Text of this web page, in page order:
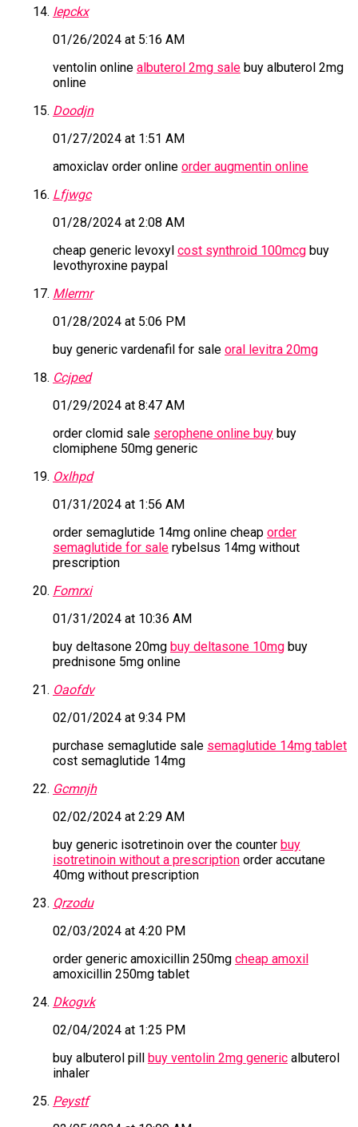
Iepckx
01/26/2024 at 5:16 AM
ventolin online albuterol 2mg salebuy albuterol 2mg
online
Doodjn
01/27/2024 at 1:51 AM
amoxiclav order online order augmentin online
Lfjwgc
01/28/2024 at 2:08 AM
cheap generic levoxyl cost synthroid 100mcgbuy
levothyroxine paypal
Mlermr
01/28/2024 at 5:06 PM
buy generic vardenafil for sale oral levitra 20mg
Ccjped
01/29/2024 at 8:47 AM
order clomid sale serophene online buybuy
clomiphene 50mg generic
Oxlhpd
01/31/2024 at 1:56 AM
order semaglutide 14mg online cheap order
semaglutide for salerybelsus 14mg without
prescription
Fomrxi
01/31/2024 at 10:36 AM
buy deltasone 20mg buy deltasone 10mgbuy
prednisone 5mg online
Oaofdv
02/01/2024 at 9:34 PM
purchase semaglutide sale semaglutide 14mg tablet
cost semaglutide 14mg
Gcmnjh
02/02/2024 at 2:29 AM
buy generic isotretinoin over the counter buy
isotretinoin without a prescriptionorder accutane
40mg without prescription
Qrzodu
02/03/2024 at 4:20 PM
order generic amoxicillin 250mg cheap amoxil
amoxicillin 250mg tablet
Dkogvk
02/04/2024 at 1:25 PM
buy albuterol pill buy ventolin 2mg genericalbuterol
inhaler
Peystf